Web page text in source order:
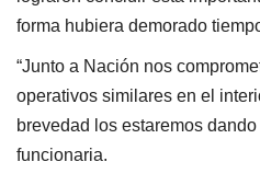
forma hubiera demorado
“Junto a Nación nos
operativos similares en el
brevedad los estaremos
funcionaria.